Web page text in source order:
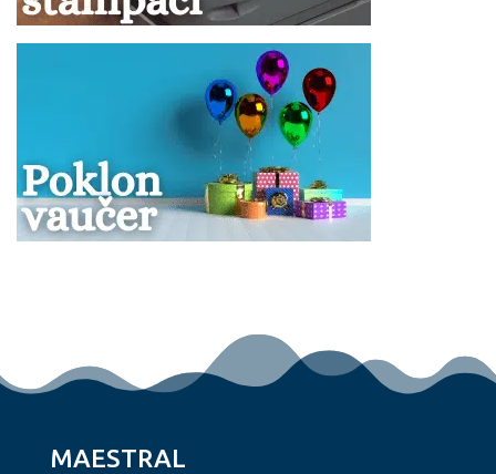
MAESTRAL